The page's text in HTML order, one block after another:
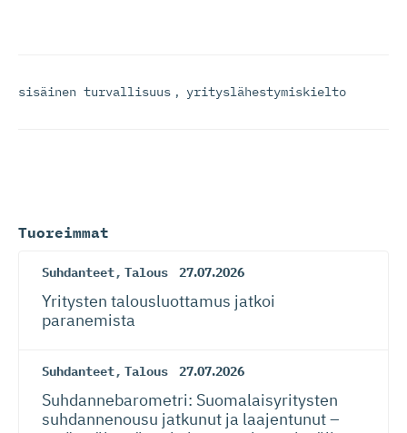
sisäinen turvallisuus , yrityslähestymiskielto
Tuoreimmat
Suhdanteet, Talous 27.07.2026
Yritysten talousluottamus jatkoi
paranemista
Suhdanteet, Talous 27.07.2026
Suhdanneba­ro­metri: Suomalaisy­ri­tysten
suhdannenousu jatkunut ja laajentunut –